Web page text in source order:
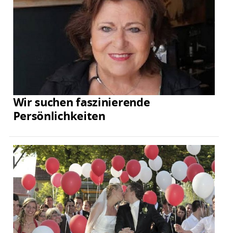
Wir suchen faszinierende
Persönlichkeiten